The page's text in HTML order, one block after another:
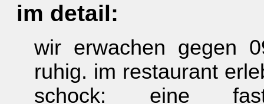
im detail:
wir erwachen gegen
ruhig. im restaurant
schock: eine